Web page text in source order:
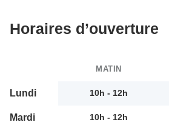
Horaires d’ouverture
MATIN
Lundi 10h - 12h
Mardi 10h - 12h